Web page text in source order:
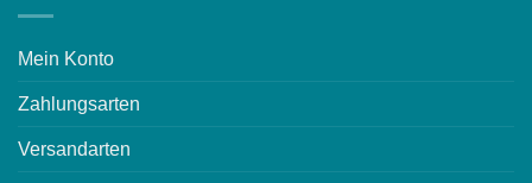
Mein Konto
Zahlungsarten
Versandarten